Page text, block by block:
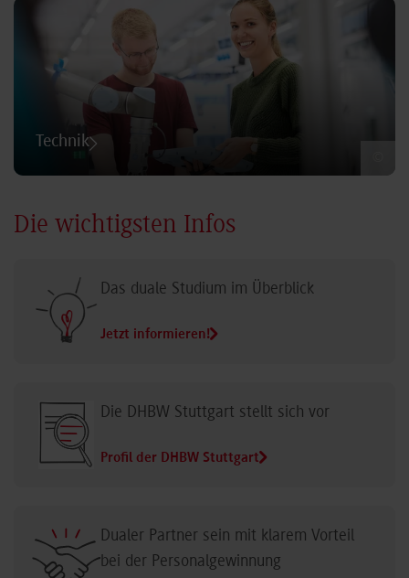
Technik
Die wichtigsten Infos
Das duale Studium im Überblick
Jetzt informieren!
Die DHBW Stuttgart stellt sich vor
Profil der DHBW Stuttgart
Dualer Partner sein mit klarem Vorteil
bei der Personalgewinnung